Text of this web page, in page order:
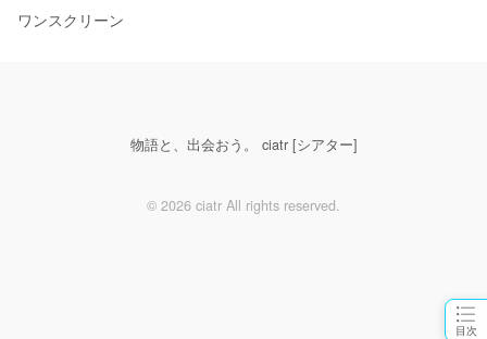
目次
ワンスクリーン
物語と、出会おう。 ciatr [シアター]
© 2026 ciatr All rights reserved.